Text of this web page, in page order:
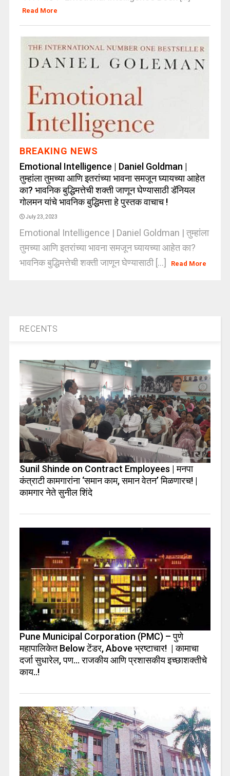
Read More
BREAKING NEWS
Emotional Intelligence | Daniel Goldman |
तुम्हांला तुमच्या आणि इतरांच्या भावना समजून घ्यायच्या आहेत
का? भावनिक बुद्धिमत्तेची शक्ती जाणून घेण्यासाठी डॅनियल
गोलमन यांचे भावनिक बुद्धिमत्ता हे पुस्तक वाचाच !
July 23, 2023
Emotional Intelligence | Daniel Goldman | तुम्हांला
तुमच्या आणि इतरांच्या भावना समजून घ्यायच्या आहेत का?
भावनिक बुद्धिमत्तेची शक्ती जाणून घेण्यासाठी [...]
Read More
RECENTS
Sunil Shinde on Contract Employees | मनपा
कंत्राटी कामगारांना ‘समान काम, समान वेतन’ मिळणारच! |
कामगार नेते सुनील शिंदे
Pune Municipal Corporation (PMC) – पुणे
महापालिकेत Below टेंडर, Above भ्रष्टाचार! | कामाचा
दर्जा सुधारेल, पण… राजकीय आणि प्रशासकीय इच्छाशक्तीचे
काय..!